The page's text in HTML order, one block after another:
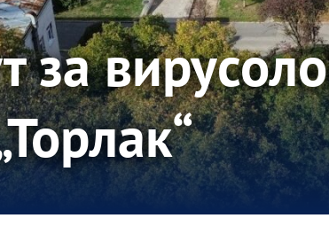
за